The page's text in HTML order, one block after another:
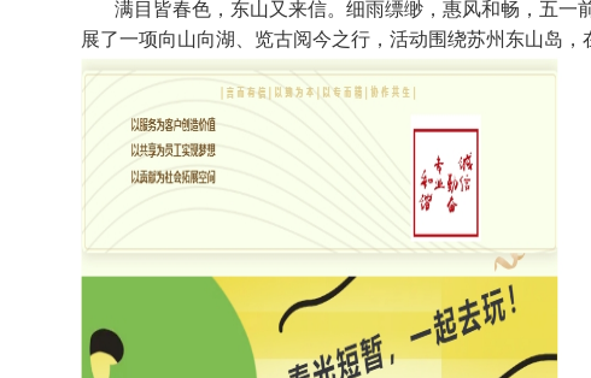
满目皆春色，东山又来信。细雨缥缈，惠风和畅，五一
展了一项向山向湖、览古阅今之行，活动围绕苏州东山岛